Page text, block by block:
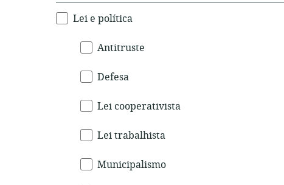
Lei e política
Antitruste
Defesa
Lei cooperativista
Lei trabalhista
Municipalismo